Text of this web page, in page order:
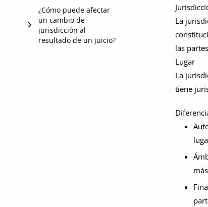
¿Cuál es el plazo para
presentar una
objeción al lugar del
juicio?
¿Cómo puede afectar
un cambio de
jurisdicción al
resultado de un juicio?
La
las
Lugar
La
tiene